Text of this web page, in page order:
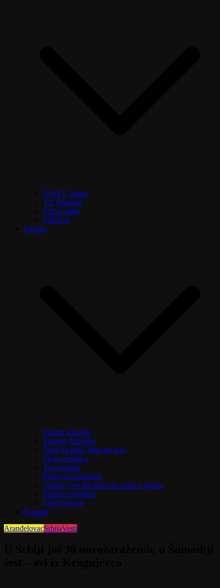
O RTV Sunce
TV Program
Uživo radio
Uživo tv
Emisije
Izaberi zdravlje
Emisija Aktuelno
Žene na delu, žene na selu
Moja porodica
Top mozaik
Pravo na različitost
Oružje i sve što treba da znate o njemu
Riznica svetitelja
Ljudi govore
Kontakt
AranđelovacSrbijaVesti